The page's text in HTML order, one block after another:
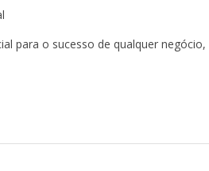
para o sucesso de qualquer